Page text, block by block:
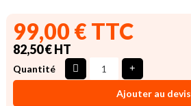
99,00 € TTC
82,50 € HT
Quantité
Ajouter au devis